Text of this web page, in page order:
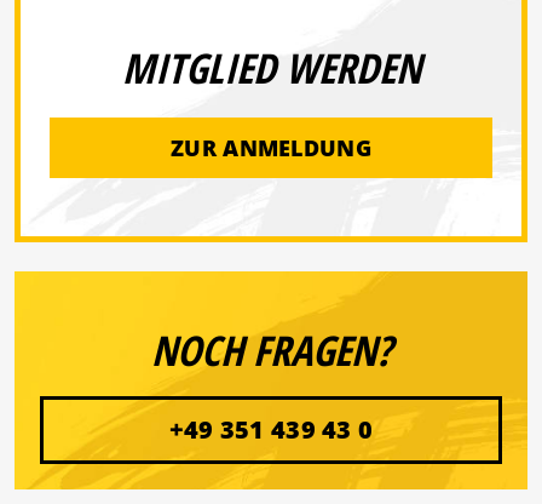
MITGLIED WERDEN
ZUR ANMELDUNG
NOCH FRAGEN?
+49 351 439 43 0